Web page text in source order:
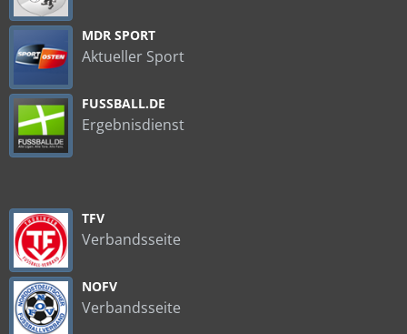
MDR SPORT
Aktueller Sport
FUSSBALL.DE
Ergebnisdienst
TFV
Verbandsseite
NOFV
Verbandsseite